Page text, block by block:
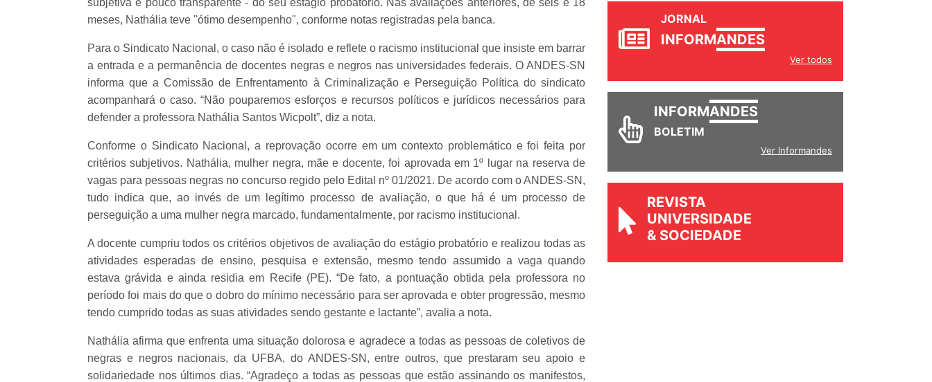
subjetiva e pouco transparente - do seu estágio probatório. Nas avaliações anteriores, de seis e 18
meses, Nathália teve "ótimo desempenho", conforme notas registradas pela banca.
Para o Sindicato Nacional, o caso não é isolado e reflete o racismo institucional que insiste em barrar
a entrada e a permanência de docentes negras e negros nas universidades federais. O ANDES-SN
informa que a Comissão de Enfrentamento à Criminalização e Perseguição Política do sindicato
acompanhará o caso. “Não pouparemos esforços e recursos políticos e jurídicos necessários para
defender a professora Nathália Santos Wicpolt”, diz a nota.
Conforme o Sindicato Nacional, a reprovação ocorre em um contexto problemático e foi feita por
critérios subjetivos. Nathália, mulher negra, mãe e docente, foi aprovada em 1º lugar na reserva de
vagas para pessoas negras no concurso regido pelo Edital nº 01/2021. De acordo com o ANDES-SN,
tudo indica que, ao invés de um legítimo processo de avaliação, o que há é um processo de
perseguição a uma mulher negra marcado, fundamentalmente, por racismo institucional.
A docente cumpriu todos os critérios objetivos de avaliação do estágio probatório e realizou todas as
atividades esperadas de ensino, pesquisa e extensão, mesmo tendo assumido a vaga quando
estava grávida e ainda residia em Recife (PE). “De fato, a pontuação obtida pela professora no
período foi mais do que o dobro do mínimo necessário para ser aprovada e obter progressão, mesmo
tendo cumprido todas as suas atividades sendo gestante e lactante”, avalia a nota.
Nathália afirma que enfrenta uma situação dolorosa e agradece a todas as pessoas de coletivos de
negras e negros nacionais, da UFBA, do ANDES-SN, entre outros, que prestaram seu apoio e
solidariedade nos últimos dias. “Agradeço a todas as pessoas que estão assinando os manifestos,
JORNAL
INFORMANDES
Ver todos
INFORMANDES
BOLETIM
Ver Informandes
REVISTA
UNIVERSIDADE
& SOCIEDADE